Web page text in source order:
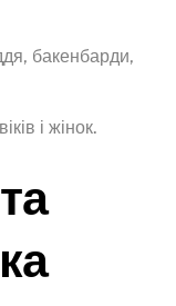
бакенбарди,
і жінок.